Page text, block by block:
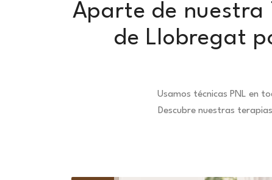
Aparte de nuestra
de Llobregat
Usamos técnicas PNL en
Descubre nuestras